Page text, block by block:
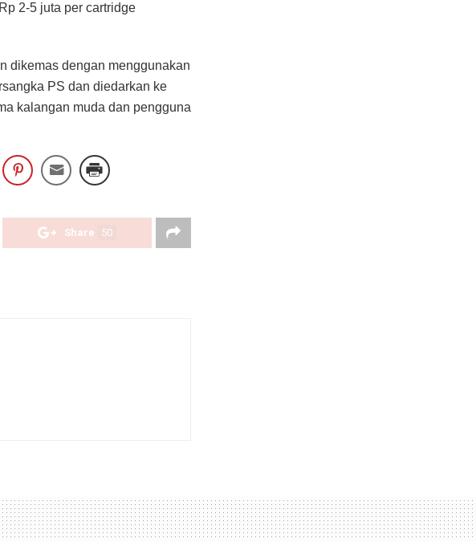
2-5 juta per cartridge
dikemas dengan menggunakan
PS dan diedarkan ke
kalangan muda dan pengguna
Share 50